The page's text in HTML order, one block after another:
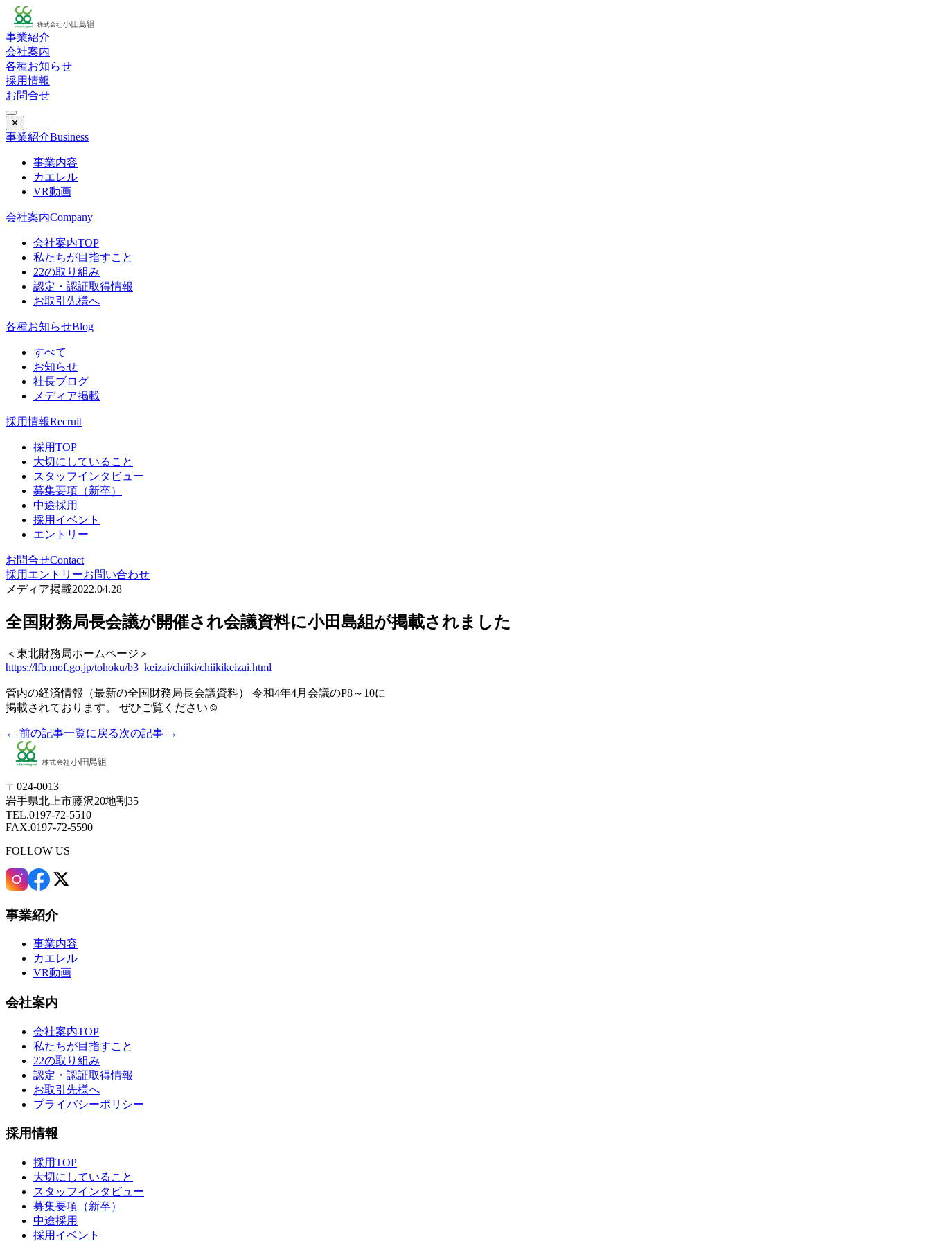
事業紹介
会社案内
各種お知らせ
採用情報
お問合せ
✕
事業紹介Business
事業内容
カエレル
VR動画
会社案内Company
会社案内TOP
私たちが目指すこと
22の取り組み
認定・認証取得情報
お取引先様へ
各種お知らせBlog
すべて
お知らせ
社長ブログ
メディア掲載
採用情報Recruit
採用TOP
大切にしていること
スタッフインタビュー
募集要項（新卒）
中途採用
採用イベント
エントリー
お問合せContact
採用エントリーお問い合わせ
メディア掲載2022.04.28
全国財務局長会議が開催され会議資料に小田島組が掲載されました
＜東北財務局ホームページ＞
https://lfb.mof.go.jp/tohoku/b3_keizai/chiiki/chiikikeizai.html
管内の経済情報（最新の全国財務局長会議資料） 令和4年4月会議のP8～10に
掲載されております。 ぜひご覧ください☺
← 前の記事一覧に戻る次の記事 →
〒024-0013
岩手県北上市藤沢20地割35
TEL.0197-72-5510
FAX.0197-72-5590
FOLLOW US
事業紹介
事業内容
カエレル
VR動画
会社案内
会社案内TOP
私たちが目指すこと
22の取り組み
認定・認証取得情報
お取引先様へ
プライバシーポリシー
採用情報
採用TOP
大切にしていること
スタッフインタビュー
募集要項（新卒）
中途採用
採用イベント